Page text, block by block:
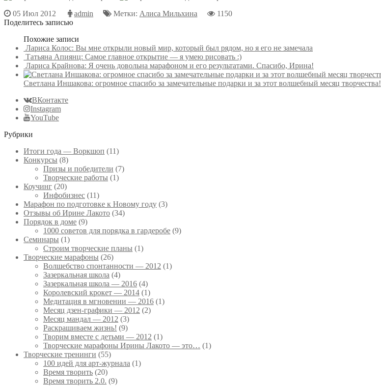
05 Июл 2012 admin Метки: Алиса Мильхина
1150
Поделитесь записью
Похожие записи
Лариса Колос: Вы мне открыли новый мир, который был рядом, но я его не замечала
Татьяна Апиянц: Самое главное открытие — я умею рисовать :)
Лариса Крайнова: Я очень довольна марафоном и его результатами. Спасибо, Ирина!
Светлана Иншакова: огромное спасибо за замечательные подарки и за этот волшебный месяц творчества!
ВКонтакте
Instagram
YouTube
Рубрики
Итоги года — Воркшоп (11)
Конкурсы (8)
Призы и победители (7)
Творческие работы (1)
Коучинг (20)
Инфобизнес (11)
Марафон по подготовке к Новому году (3)
Отзывы об Ирине Лакото (34)
Порядок в доме (9)
1000 советов для порядка в гардеробе (9)
Семинары (1)
Строим творческие планы (1)
Творческие марафоны (26)
Волшебство спонтанности — 2012 (1)
Зазеркальная школа (4)
Зазеркальная школа — 2016 (4)
Королевский крокет — 2014 (1)
Медитация в мгновении — 2016 (1)
Месяц дзен-графики — 2012 (2)
Месяц мандал — 2012 (3)
Раскрашиваем жизнь! (9)
Творим вместе с детьми — 2012 (1)
Творческие марафоны Ирины Лакото — это… (1)
Творческие тренинги (55)
100 идей для арт-журнала (1)
Время творить (20)
Время творить 2.0. (9)